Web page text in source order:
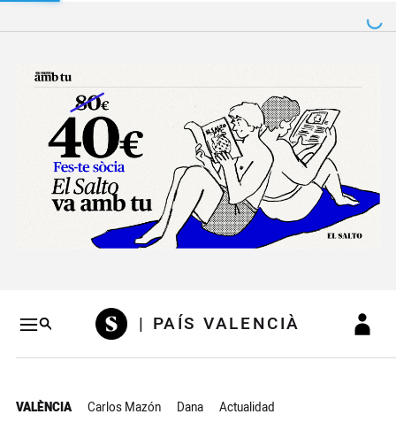
Salto a contenido
| PAÍS VALENCIÀ
VALÈNCIA Carlos Mazón Dana Actualidad